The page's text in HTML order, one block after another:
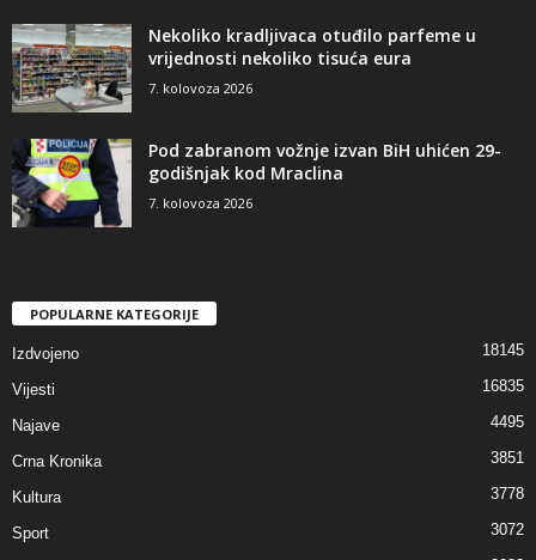
Nekoliko kradljivaca otuđilo parfeme u
vrijednosti nekoliko tisuća eura
7. kolovoza 2026
Pod zabranom vožnje izvan BiH uhićen 29-
godišnjak kod Mraclina
7. kolovoza 2026
POPULARNE KATEGORIJE
Izdvojeno 18145
Vijesti 16835
Najave 4495
Crna Kronika 3851
Kultura 3778
Sport 3072